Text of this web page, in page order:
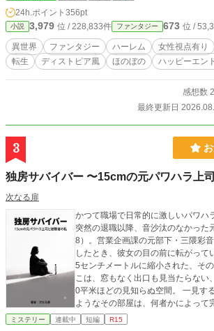
24h.ポイント 356pt
小説 3,979 位 / 228,833件 ファンタジー 673 位 /
異世界 ファンタジー ハーレム 女性視点有り
転生
ディストピア風 ほのぼの ハッピーエン
感想数
最終更新日
3
独房サバイバー 〜15cmの元パワハラ上
次なる扉
かつて職場で日常的に激しいパワハ
突然の退職以降、音沙汰のなかった
8）。営業企画課の元部下・三隈彩
したとき、彼女の目の前に転がっ
5センチメートルに縮小された、その
こは、窓もなく出口も見当たらない
0平米ほどの見知らぬ空間。 一見す
ようなその部屋は、何者かによって
観察するために用意された【極限の実
ミステリー 連載中 短編 R15